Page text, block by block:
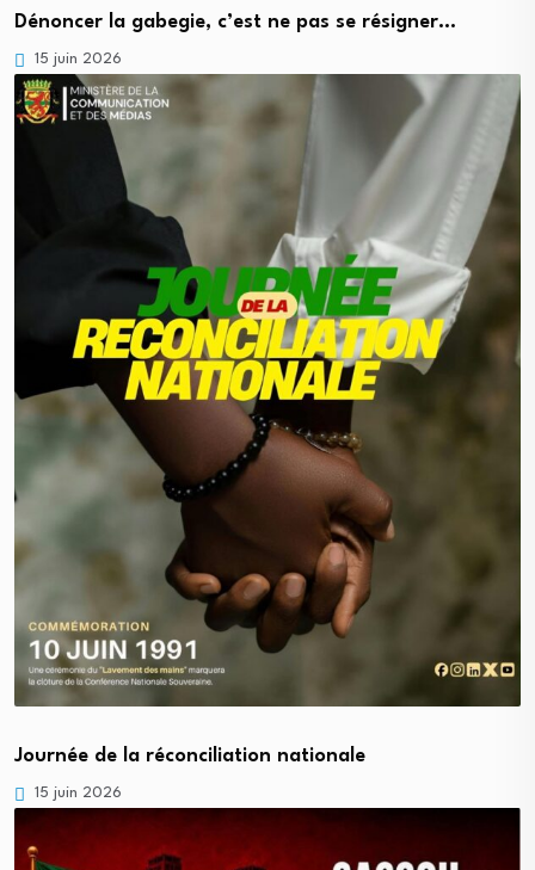
Dénoncer la gabegie, c’est ne pas se résigner…
15 juin 2026
Journée de la réconciliation nationale
15 juin 2026